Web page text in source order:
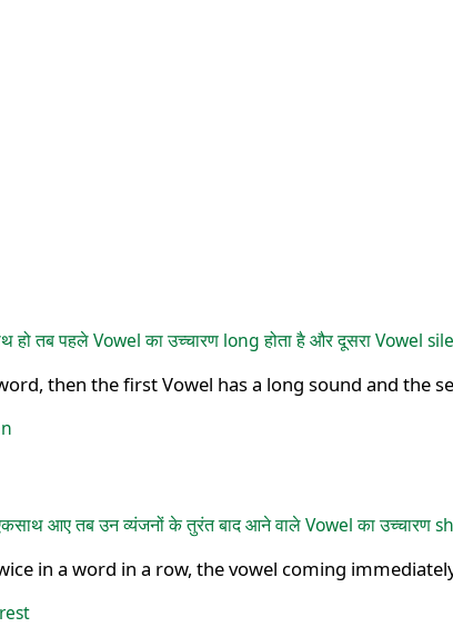
हो तब पहले Vowel का उच्चारण long होता है और दूसरा Vowel
then the first Vowel has a long sound and the
आए तब उन व्यंजनों के तुरंत बाद आने वाले Vowel का उच्चारण
in a word in a row, the vowel coming